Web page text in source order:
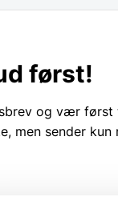
først!
og vær
men sender